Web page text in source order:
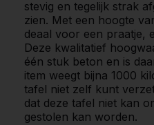
stevig en tegelijk strak
zien. Met een hoogte
deaal voor een praatje,
Deze kwalitatief
één stuk beton en is
item weegt bijna 1000
tafel niet zelf kunt
dat deze tafel niet kan
gestolen kan worden.